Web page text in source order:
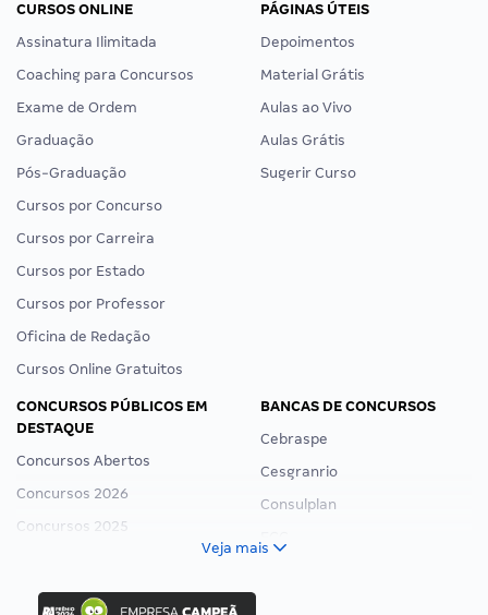
CURSOS ONLINE
Assinatura Ilimitada
Coaching para Concursos
Exame de Ordem
Graduação
Pós-Graduação
Cursos por Concurso
Cursos por Carreira
Cursos por Estado
Cursos por Professor
Oficina de Redação
Cursos Online Gratuitos
PÁGINAS ÚTEIS
Depoimentos
Material Grátis
Aulas ao Vivo
Aulas Grátis
Sugerir Curso
CONCURSOS PÚBLICOS EM
DESTAQUE
Concursos Abertos
Concursos 2026
Concursos 2025
Concurso Ibama
BANCAS DE CONCURSOS
Cebraspe
Cesgranrio
Consulplan
Veja mais